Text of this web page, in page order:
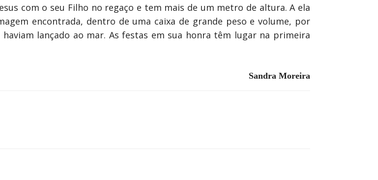
com o seu Filho no regaço e tem mais de um metro de altura. A ela
encontrada, dentro de uma caixa de grande peso e volume, por
lançado ao mar. As festas em sua honra têm lugar na primeira
Sandra Moreira